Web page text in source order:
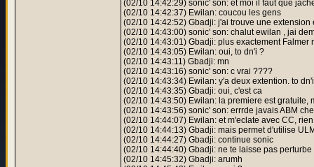
(02/10 14:42:29) sonic' son: et moi il faut que
(02/10 14:42:37) Ewilan: coucou les gens
(02/10 14:42:52) Gbadji: j'ai trouve une extension
(02/10 14:43:00) sonic' son: chalut ewilan , jai
(02/10 14:43:01) Gbadji: plus exactement Falmer
(02/10 14:43:05) Ewilan: oui, to dn'i ?
(02/10 14:43:11) Gbadji: mn
(02/10 14:43:16) sonic' son: c vrai ????
(02/10 14:43:34) Ewilan: y'a deux extention. to
(02/10 14:43:35) Gbadji: oui, c'est ca
(02/10 14:43:50) Ewilan: la premiere est gratuite,
(02/10 14:43:56) sonic' son: errrde javais ABM
(02/10 14:44:07) Ewilan: et m'eclate avec CC,
(02/10 14:44:13) Gbadji: mais permet d'utilise
(02/10 14:44:27) Gbadji: continue sonic
(02/10 14:44:40) Gbadji: ne te laisse pas
(02/10 14:45:32) Gbadji: arumh